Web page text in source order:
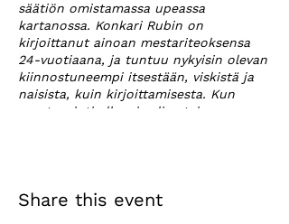
säätiön omistamassa upeassa
kartanossa. Konkari Rubin on
kirjoittanut ainoan mestariteoksensa
24-vuotiaana, ja tuntuu nykyisin olevan
kiinnostuneempi itsestään, viskistä ja
naisista, kuin kirjoittamisesta. Kun
mentorointi alkaa ja ylivertaisena
vaimo Gina sekä mentorointiohjelman
Share this event